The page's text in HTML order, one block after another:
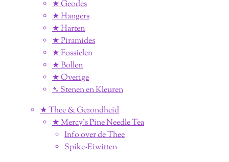
★ Geodes
★ Hangers
★ Harten
★ Piramides
★ Fossielen
★ Bollen
★ Overige
➴ Stenen en Kleuren
★ Thee & Gezondheid
★ Mercy's Pine Needle Tea
Info over de Thee
Spike-Eiwitten